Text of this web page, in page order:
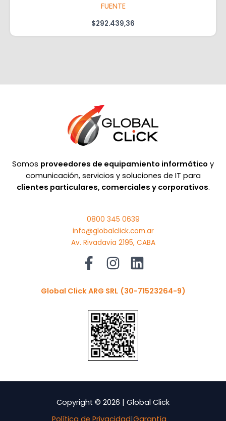
FUENTE
$292.439,36
Somos proveedores de equipamiento informático y
comunicación, servicios y soluciones de IT para
clientes particulares, comerciales y corporativos.
0800 345 0639
info@globalclick.com.ar
Av. Rivadavia 2195, CABA
Global Click ARG SRL (30-71523264-9)
Copyright © 2026 | Global Click
Política de Privacidad|Garantía